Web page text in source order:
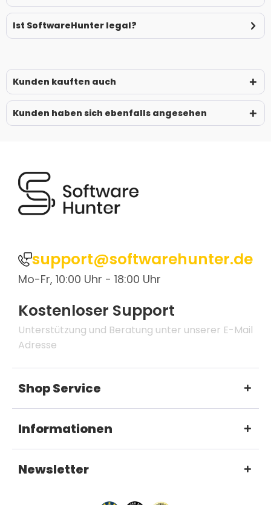
Ist SoftwareHunter legal?
Kunden kauften auch
Kunden haben sich ebenfalls angesehen
support@softwarehunter.de
Mo-Fr, 10:00 Uhr - 18:00 Uhr
Kostenloser Support
Unterstützung und Beratung unter unserer E-Mail
Adresse
Shop Service
Informationen
Newsletter